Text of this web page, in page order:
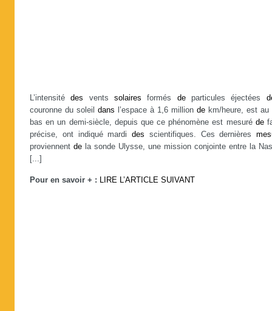
L’intensitédes ventssolaires formés departicules éjectées
couronne du soleil dans l’espace à 1,6 million de km/heure, est au
bas en un demi-siècle, depuis que ce phénomène est mesuré de
précise, ont indiqué mardi des scientifiques. Ces dernières
proviennent de la sonde Ulysse, une mission conjointe entre la
[...]
Pour en savoir + : LIRE L’ARTICLE SUIVANT